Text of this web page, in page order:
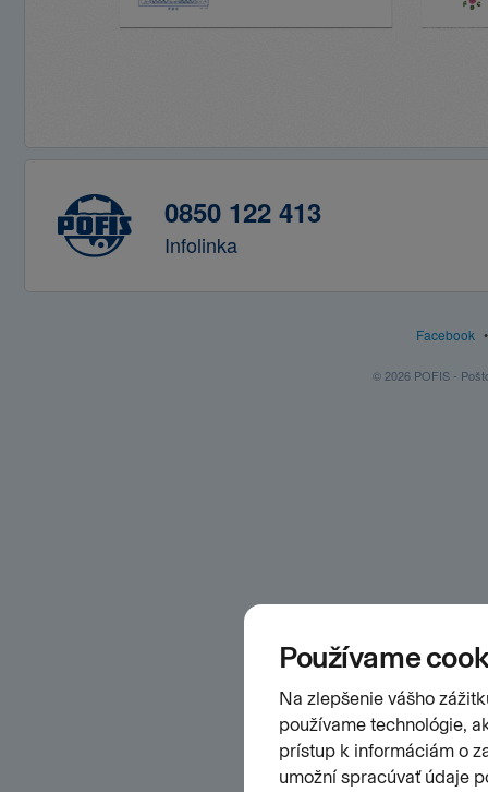
0850 122 413
Infolinka
Facebook
© 2026 POFIS -